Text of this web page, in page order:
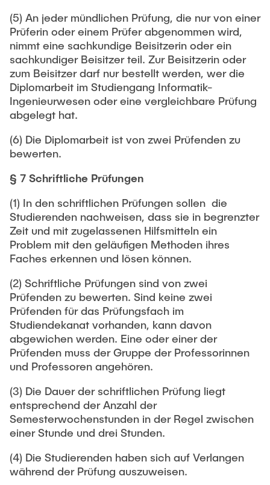
(5) An jeder mündlichen Prüfung, die nur von einer
Prüferin oder einem Prüfer abgenommen wird,
nimmt eine sachkundige Beisitzerin oder ein
sachkundiger Beisitzer teil. Zur Beisitzerin oder
zum Beisitzer darf nur bestellt werden, wer die
Diplomarbeit im Studiengang Informatik-
Ingenieurwesen oder eine vergleichbare Prüfung
abgelegt hat.
(6) Die Diplomarbeit ist von zwei Prüfenden zu
bewerten.
§ 7 Schriftliche Prüfungen
(1) In den schriftlichen Prüfungen sollen die
Studierenden nachweisen, dass sie in begrenzter
Zeit und mit zugelassenen Hilfsmitteln ein
Problem mit den geläufigen Methoden ihres
Faches erkennen und lösen können.
(2) Schriftliche Prüfungen sind von zwei
Prüfenden zu bewerten. Sind keine zwei
Prüfenden für das Prüfungsfach im
Studiendekanat vorhanden, kann davon
abgewichen werden. Eine oder einer der
Prüfenden muss der Gruppe der Professorinnen
und Professoren angehören.
(3) Die Dauer der schriftlichen Prüfung liegt
entsprechend der Anzahl der
Semesterwochenstunden in der Regel zwischen
einer Stunde und drei Stunden.
(4) Die Studierenden haben sich auf Verlangen
während der Prüfung auszuweisen.